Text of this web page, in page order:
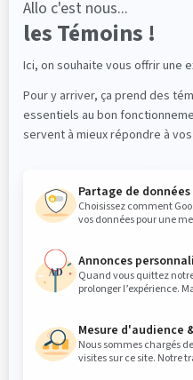
Traumatologie
Radiologie 3D
NOTRE CLINIQUE
Dr Elliot Saleh DMD,
PROFESSIONNELS
PATIENTS
Instructions
Questionnaire médical
NOUS SUIVRE